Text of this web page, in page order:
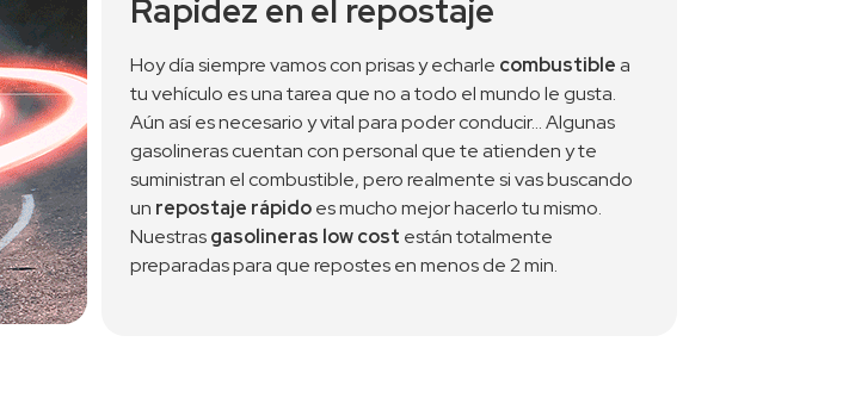
Rapidez en el repostaje
Hoy día siempre vamos con prisas y echarle combustible a
tu vehículo es una tarea que no a todo el mundo le gusta.
Aún así es necesario y vital para poder conducir… Algunas
gasolineras cuentan con personal que te atienden y te
suministran el combustible, pero realmente si vas buscando
un repostaje rápido es mucho mejor hacerlo tu mismo.
Nuestras gasolineras low cost están totalmente
preparadas para que repostes en menos de 2 min.